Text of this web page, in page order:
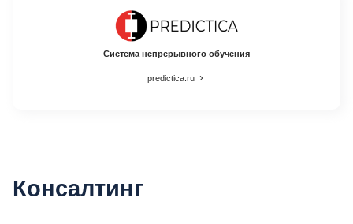
Система непрерывного обучения
predictica.ru
Консалтинг